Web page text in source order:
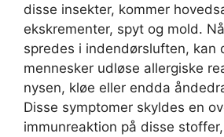
disse insekter, kommer
ekskrementer, spyt og mold.
spredes i indendørsluften, kan
mennesker udløse allergiske
nysen, kløe eller endda
Disse symptomer skyldes en
immunreaktion på disse